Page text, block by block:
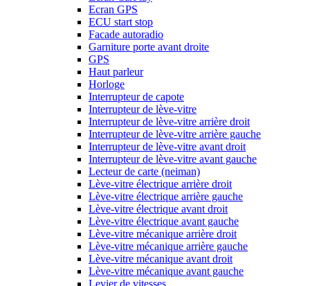
Ecran GPS
ECU start stop
Facade autoradio
Garniture porte avant droite
GPS
Haut parleur
Horloge
Interrupteur de capote
Interrupteur de lève-vitre
Interrupteur de lève-vitre arrière droit
Interrupteur de lève-vitre arrière gauche
Interrupteur de lève-vitre avant droit
Interrupteur de lève-vitre avant gauche
Lecteur de carte (neiman)
Lève-vitre électrique arrière droit
Lève-vitre électrique arrière gauche
Lève-vitre électrique avant droit
Lève-vitre électrique avant gauche
Lève-vitre mécanique arrière droit
Lève-vitre mécanique arrière gauche
Lève-vitre mécanique avant droit
Lève-vitre mécanique avant gauche
Levier de vitesses